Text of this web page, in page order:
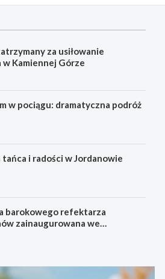
za usiłowanie
Kamiennej Górze
w pociągu: dramatyczna podróż
tańca i radości w Jordanowie
barokowego refektarza
zainaugurowana we